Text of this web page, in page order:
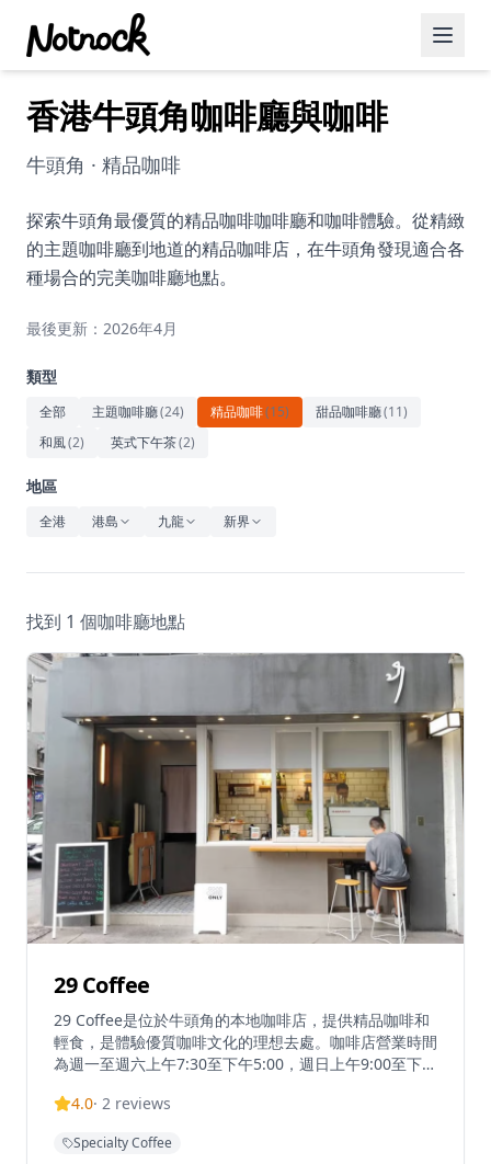
精選活動
博客文章
約會好去處
美食佳餚
藝術文化
休閒
香港牛頭角咖啡廳與咖啡
牛頭角 · 精品咖啡
探索牛頭角最優質的精品咖啡咖啡廳和咖啡體驗。從精緻
的主題咖啡廳到地道的精品咖啡店，在牛頭角發現適合各
種場合的完美咖啡廳地點。
最後更新：2026年4月
類型
全部 主題咖啡廳(24) 精品咖啡(15) 甜品咖啡廳(11)
和風(2) 英式下午茶(2)
地區
全港 港島 九龍 新界
找到 1 個咖啡廳地點
29 Coffee
29 Coffee是位於牛頭角的本地咖啡店，提供精品咖啡和
輕食，是體驗優質咖啡文化的理想去處。咖啡店營業時間
為週一至週六上午7:30至下午5:00，週日上午9:00至下午
已擴展至多個地點，包括在上環的第二家分店，展現了其
啡，還是與朋友共度悠閒時光，29 Coffee都能提供完美
4.0· 2 reviews
Specialty Coffee